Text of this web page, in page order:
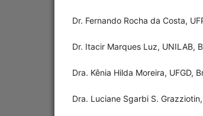
Dr. Fernando Rocha da Costa,
Dr. Itacir Marques Luz, UNILAB,
Dra. Kênia Hilda Moreira, UFGD,
Dra. Luciane Sgarbi S.